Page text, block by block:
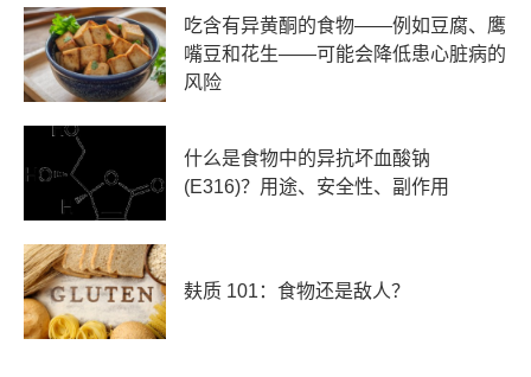
吃含有异黄酮的食物——例如豆腐、鹰
嘴豆和花生——可能会降低患心脏病的
风险
什么是食物中的异抗坏血酸钠
(E316)？用途、安全性、副作用
麸质 101：食物还是敌人？